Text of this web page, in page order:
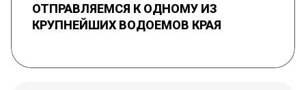
ОТПРАВЛЯЕМСЯ К ОДНОМУ ИЗ
КРУПНЕЙШИХ ВОДОЕМОВ КРАЯ